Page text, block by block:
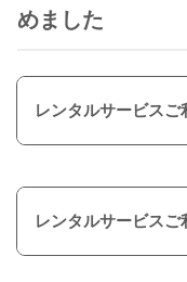
めました
レンタルサービス
レンタルサービスご